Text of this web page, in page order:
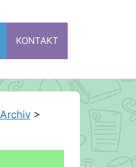
KONTAKT
Archiv>